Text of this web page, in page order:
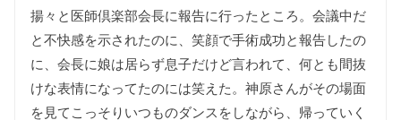
揚々と医師倶楽部会長に報告に行ったところ。会議中だ
と不快感を示されたのに、笑顔で手術成功と報告したの
に、会長に娘は居らず息子だけど言われて、何とも間抜
けな表情になってたのには笑えた。神原さんがその場面
を見てこっそりいつものダンスをしながら、帰っていく